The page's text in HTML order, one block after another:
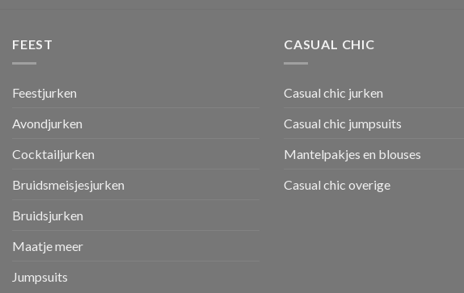
FEEST
Feestjurken
Avondjurken
Cocktailjurken
Bruidsmeisjesjurken
Bruidsjurken
Maatje meer
Jumpsuits
CASUAL CHIC
Casual chic jurken
Casual chic jumpsuits
Mantelpakjes en blouses
Casual chic overige